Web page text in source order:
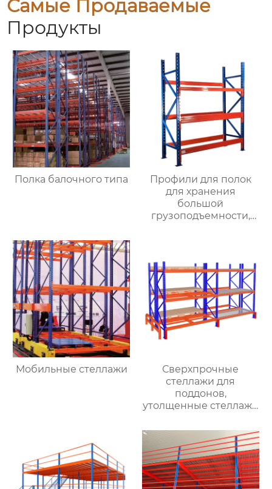
Самые Продаваемые
Продукты
Полка балочного типа
Профили для полок
для хранения
большой
грузоподъемности,
большие балочные
полки для большой
грузоподъемности
через
Мобильные стеллажи
Сверхпрочные
стеллажи для
поддонов,
утолщенные стеллажи
балочного типа,
складские
помещения,
сверхпрочные
стеллажи, оптовая